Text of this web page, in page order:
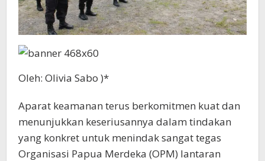
Oleh: Olivia Sabo )*
Aparat keamanan terus berkomitmen kuat dan
menunjukkan keseriusannya dalam tindakan
yang konkret untuk menindak sangat tegas
Organisasi Papua Merdeka (OPM) lantaran